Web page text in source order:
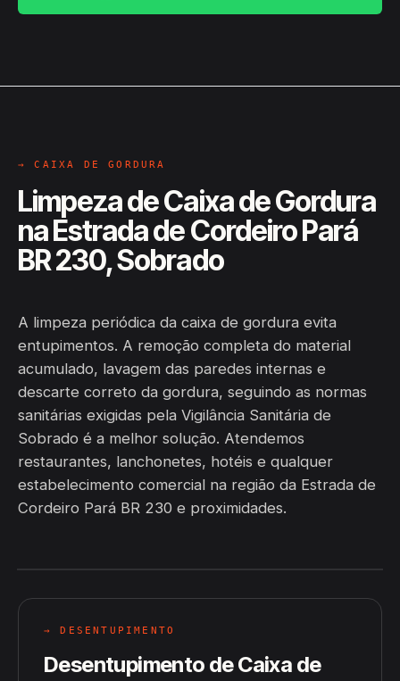
→ CAIXA DE GORDURA
Limpeza de Caixa de Gordura
na Estrada de Cordeiro Pará
BR 230, Sobrado
A limpeza periódica da caixa de gordura evita
entupimentos. A remoção completa do material
acumulado, lavagem das paredes internas e
descarte correto da gordura, seguindo as normas
sanitárias exigidas pela Vigilância Sanitária de
Sobrado é a melhor solução. Atendemos
restaurantes, lanchonetes, hotéis e qualquer
estabelecimento comercial na região da Estrada de
Cordeiro Pará BR 230 e proximidades.
→ DESENTUPIMENTO
Desentupimento de Caixa de